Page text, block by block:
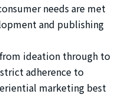
needs are met
and publishing
ideation through to
adherence to
marketing best